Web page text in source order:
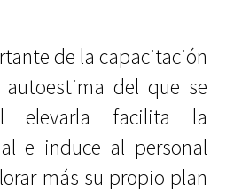
de la capacitación
del que se
elevarla facilita la
e induce al personal
más su propio plan